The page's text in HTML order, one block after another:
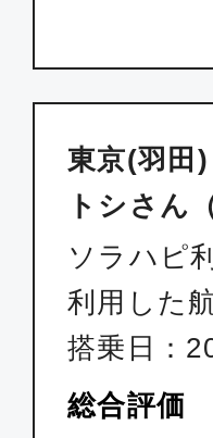
東京(羽田
トシさん
ソラハピ
利用した
搭乗日：
総合評価